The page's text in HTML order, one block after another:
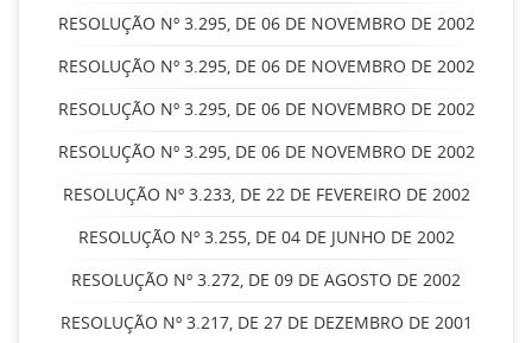
RESOLUÇÃO Nº 3.295, DE 06 DE NOVEMBRO DE 2002
RESOLUÇÃO Nº 3.295, DE 06 DE NOVEMBRO DE 2002
RESOLUÇÃO Nº 3.295, DE 06 DE NOVEMBRO DE 2002
RESOLUÇÃO Nº 3.295, DE 06 DE NOVEMBRO DE 2002
RESOLUÇÃO Nº 3.233, DE 22 DE FEVEREIRO DE 2002
RESOLUÇÃO Nº 3.255, DE 04 DE JUNHO DE 2002
RESOLUÇÃO Nº 3.272, DE 09 DE AGOSTO DE 2002
RESOLUÇÃO Nº 3.217, DE 27 DE DEZEMBRO DE 2001